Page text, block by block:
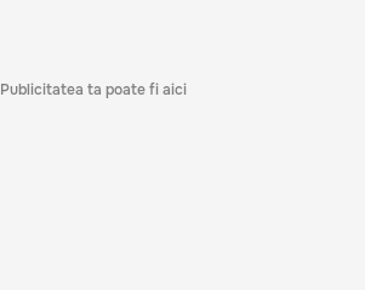
Publicitatea ta poate fi aici